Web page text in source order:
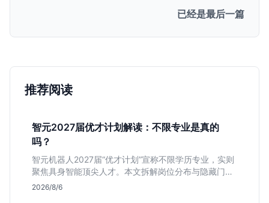
已经是最后一篇
推荐阅读
智元2027届优才计划解读：不限专业是真的
吗？
智元机器人2027届“优才计划”宣称不限学历专业，实则
聚焦具身智能顶尖人才。本文拆解岗位分布与隐藏门
槛，分析算法、仿真等核心方向，帮你判断是否值得投
2026/8/6